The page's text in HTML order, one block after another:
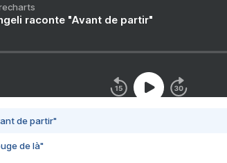
raconte "Avant de partir"
de partir"
de là"